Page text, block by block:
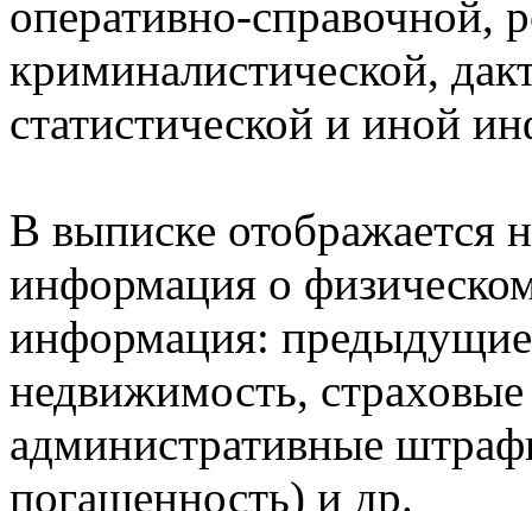
оперативно-справочной,
криминалистической,
статистической и иной
В выписке отображается
информация о
информация:
недвижимость,
административные
погашенность) и др.